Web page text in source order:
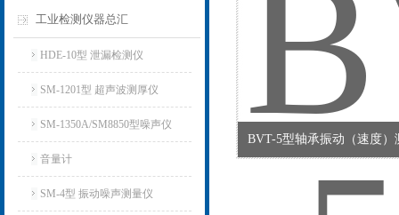
工业检测仪器总汇
HDE-10型 泄漏检测仪
SM-1201型 超声波测厚仪
SM-1350A/SM8850型噪声仪
音量计
SM-4型 振动噪声测量仪
BVT-5型轴承振动（速度）